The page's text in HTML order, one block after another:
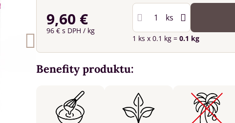
9,60 €
96 € s DPH / kg
ks
1 ksx 0.1 kg =0.1 kg
Benefity produktu: